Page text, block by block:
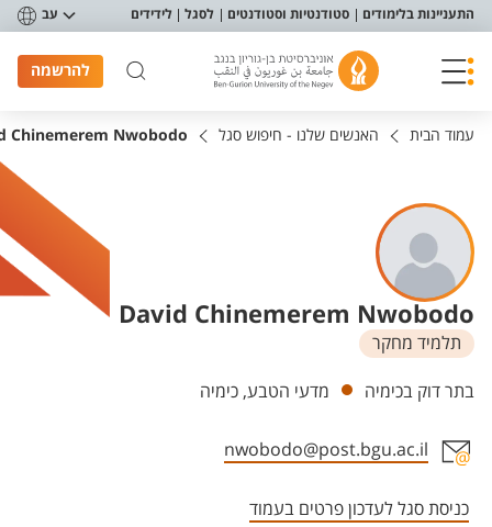
תפריט נגישות
התעניינות בלימודים סטודנטיות וסטודנטים לסגל לידידים עב
להרשמה
עמוד הבית האנשים שלנו - חיפוש סגל Chinemerem Nwobodo
David Chinemerem Nwobodo
תלמיד מחקר
יחידות
בתר דוק בכימיה מדעי הטבע, כימיה
nwobodo@post.bgu.ac.il
כניסת סגל לעדכון פרטים בעמוד